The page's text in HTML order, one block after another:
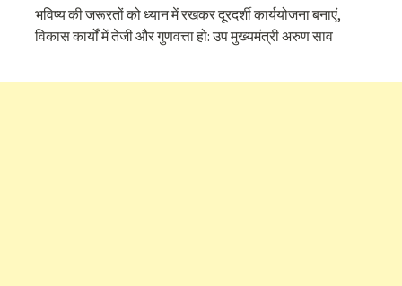
भविष्य की जरूरतों को ध्यान में रखकर दूरदर्शी कार्ययोजना बनाएं,
विकास कार्यों में तेजी और गुणवत्ता हो: उप मुख्यमंत्री अरुण साव